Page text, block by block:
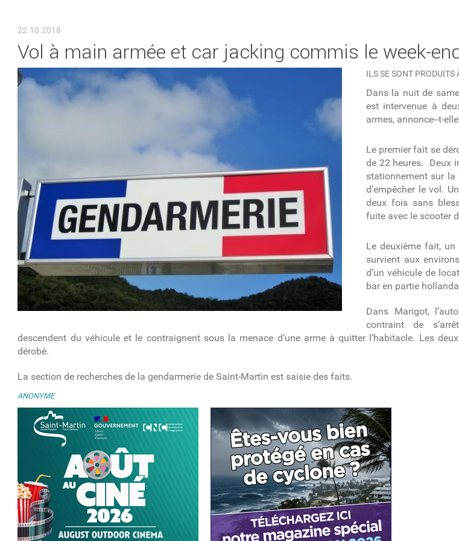
22.10.2018
Vol à main armée et car jacking commis le week-
ILS SE SONT
Dans la nuit de
est intervenue à
armes, annonce--t-
Le premier fait se
de 22 heures. Deux
stationnement sur la
d’empêcher le vol.
deux fois sans
fuite avec le scooter
Le deuxième fait, un
survient aux
d’un véhicule de
bar en partie
Dans Marigot,
contraint de
descendent du véhicule et le contraignent sous la menace d’une arme à quitter l’habitacle. Les
dérobé.
La section de recherches de la gendarmerie de Saint-Martin est saisie des faits.
ANONYME